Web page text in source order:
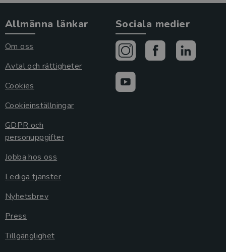
Allmänna länkar
Om oss
Avtal och rättigheter
Cookies
Cookieinställningar
GDPR och
personuppgifter
Jobba hos oss
Lediga tjänster
Nyhetsbrev
Press
Tillgänglighet
Sociala medier